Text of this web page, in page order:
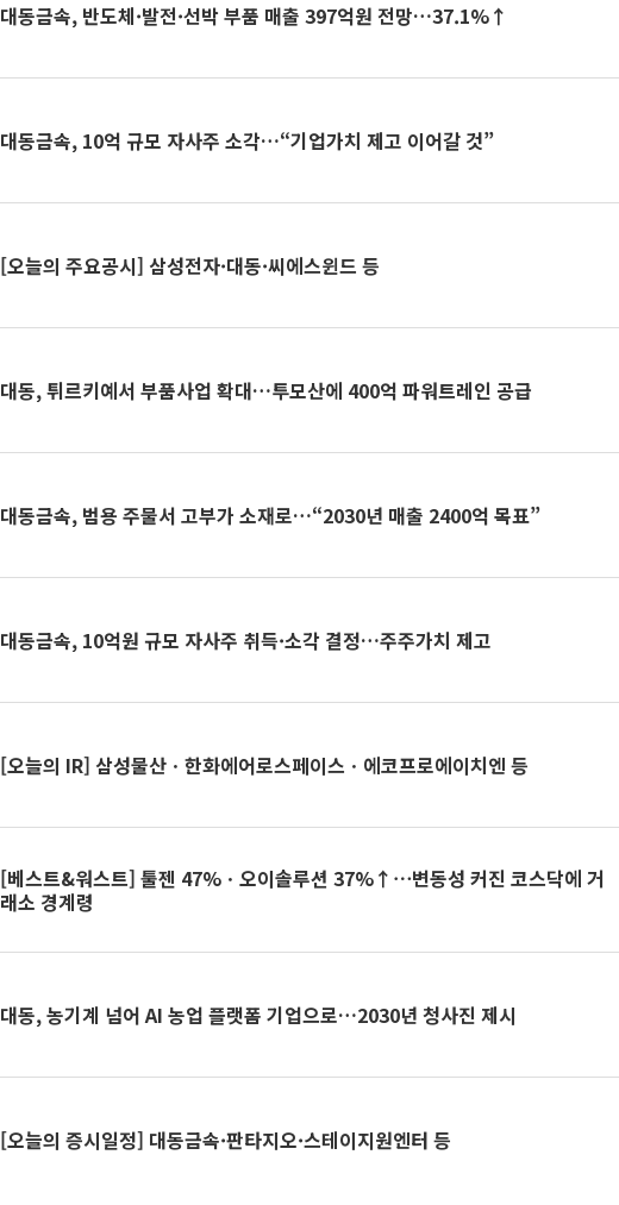
대동금속, 반도체·발전·선박 부품 매출 397억원 전망…37.1%↑
대동금속, 10억 규모 자사주 소각…“기업가치 제고 이어갈 것”
[오늘의 주요공시] 삼성전자·대동·씨에스윈드 등
대동, 튀르키예서 부품사업 확대…투모산에 400억 파워트레인 공급
대동금속, 범용 주물서 고부가 소재로…“2030년 매출 2400억 목표”
대동금속, 10억원 규모 자사주 취득·소각 결정…주주가치 제고
[오늘의 IR] 삼성물산ㆍ한화에어로스페이스ㆍ에코프로에이치엔 등
[베스트&워스트] 툴젠 47%ㆍ오이솔루션 37%↑⋯변동성 커진 코스닥에 거
래소 경계령
대동, 농기계 넘어 AI 농업 플랫폼 기업으로…2030년 청사진 제시
[오늘의 증시일정] 대동금속·판타지오·스테이지원엔터 등